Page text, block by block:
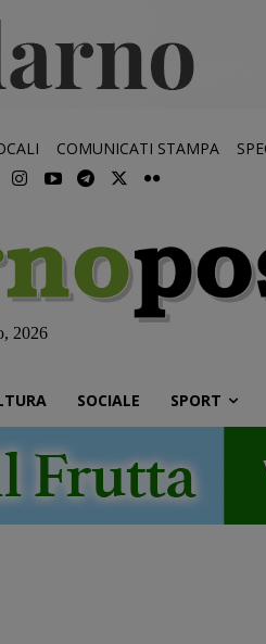
COMUNICATI STAMPA
2026
SOCIALE SPORT